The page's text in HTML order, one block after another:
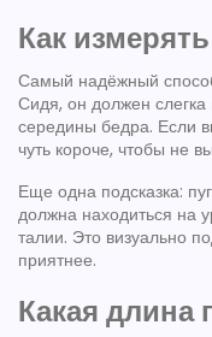
Как
Самый надёжный
Сидя, он должен слегка
середины бедра. Если
чуть короче, чтобы не
Еще одна подсказка:
должна находиться на
талии. Это визуально
приятнее.
Какая длина